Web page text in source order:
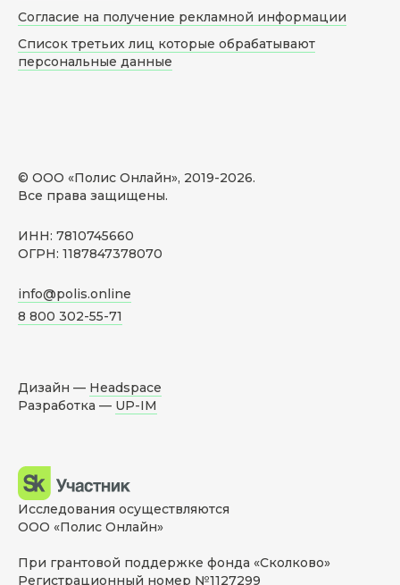
© ООО «Полис Онлайн», 2019-2026.
Все права защищены.
ИНН: 7810745660
ОГРН: 1187847378070
info@polis.online
8 800 302-55-71
Согласие на получение рекламной информации
Список третьих лиц которые обрабатывают
персональные данные
Дизайн — Headspace
Разработка — UP-IM
Исследования осуществляются
ООО «Полис Онлайн»
При грантовой поддержке фонда «Сколково»
Регистрационный номер №1127299